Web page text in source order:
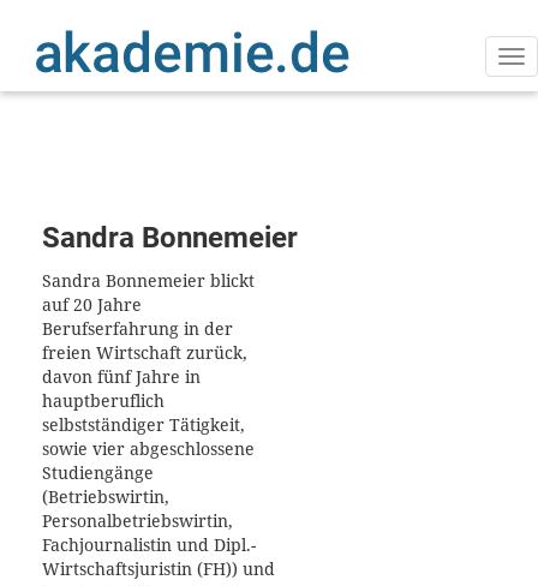
Inhalt
Sandra Bonnemeier
Sandra Bonnemeier blickt
auf 20 Jahre
Berufserfahrung in der
freien Wirtschaft zurück,
davon fünf Jahre in
hauptberuflich
selbstständiger Tätigkeit,
sowie vier abgeschlossene
Studiengänge
(Betriebswirtin,
Personalbetriebswirtin,
Fachjournalistin und Dipl.-
Wirtschaftsjuristin (FH)) und